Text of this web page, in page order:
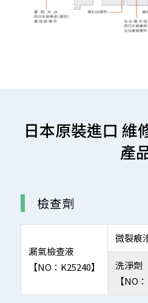
日本原裝進口 維
產
檢查劑
漏氣檢查液
【NO：K25240】
微裂痕
洗淨劑
【NO